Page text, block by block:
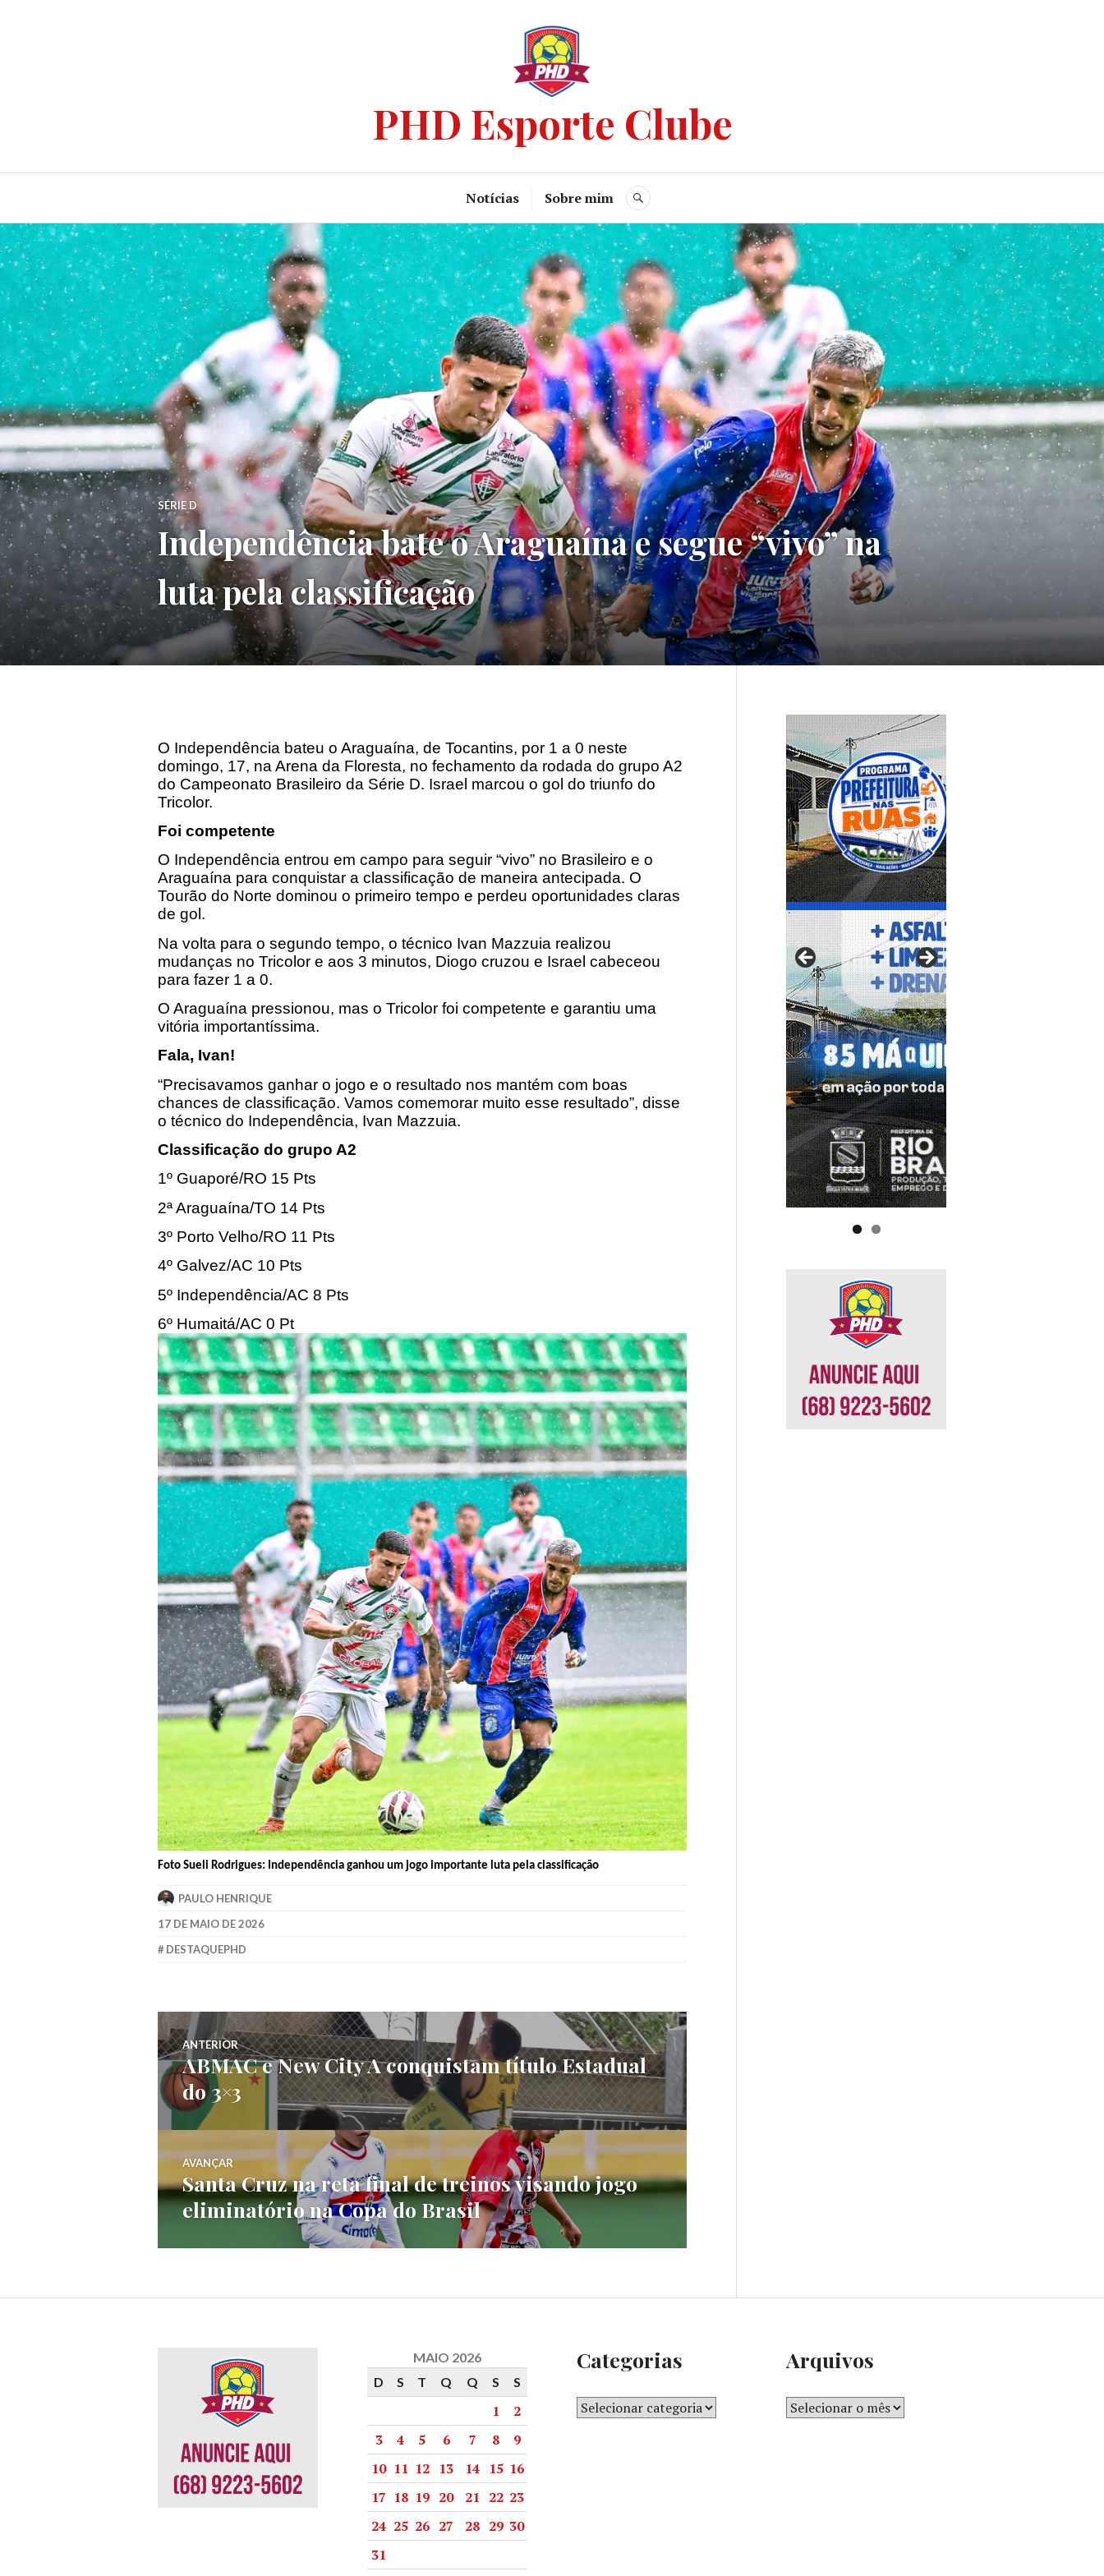
PHD Esporte Clube
Notícias Sobre mim
SÉRIE D
Independência bate o Araguaína e segue “vivo” na
luta pela classificação
O Independência bateu o Araguaína, de Tocantins, por 1 a 0 neste
domingo, 17, na Arena da Floresta, no fechamento da rodada do grupo A2
do Campeonato Brasileiro da Série D. Israel marcou o gol do triunfo do
Tricolor.
Foi competente
O Independência entrou em campo para seguir “vivo” no Brasileiro e o
Araguaína para conquistar a classificação de maneira antecipada. O
Tourão do Norte dominou o primeiro tempo e perdeu oportunidades claras
de gol.
Na volta para o segundo tempo, o técnico Ivan Mazzuia realizou
mudanças no Tricolor e aos 3 minutos, Diogo cruzou e Israel cabeceou
para fazer 1 a 0.
O Araguaína pressionou, mas o Tricolor foi competente e garantiu uma
vitória importantíssima.
Fala, Ivan!
“Precisavamos ganhar o jogo e o resultado nos mantém com boas
chances de classificação. Vamos comemorar muito esse resultado”, disse
o técnico do Independência, Ivan Mazzuia.
Classificação do grupo A2
1º Guaporé/RO 15 Pts
2ª Araguaína/TO 14 Pts
3º Porto Velho/RO 11 Pts
4º Galvez/AC 10 Pts
5º Independência/AC 8 Pts
6º Humaitá/AC 0 Pt
Foto Sueli Rodrigues: Independência ganhou um jogo importante luta pela classificação
PAULO HENRIQUE
17 DE MAIO DE 2026
DESTAQUEPHD
ANTERIOR
ABMAC e New City A conquistam título Estadual
do 3×3
AVANÇAR
Santa Cruz na reta final de treinos visando jogo
eliminatório na Copa do Brasil
MAIO 2026
D
S T Q Q S S
1
2
3
4 5 6 7 8
9
10 11 12 13 14 15 16
17 18 19 20 21 22 23
24 25 26 27 28 29 30
31
Categorias Arquivos